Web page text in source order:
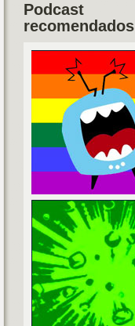
Podcast
recomendados